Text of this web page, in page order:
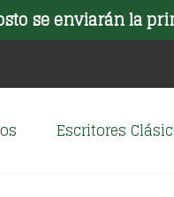
se enviarán la
Escritores